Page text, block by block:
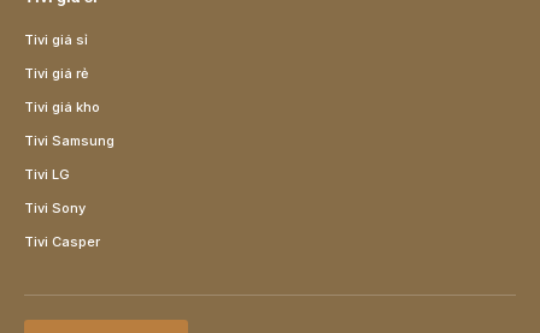
Tivi giá sỉ
Tivi giá rẻ
Tivi giá kho
Tivi Samsung
Tivi LG
Tivi Sony
Tivi Casper